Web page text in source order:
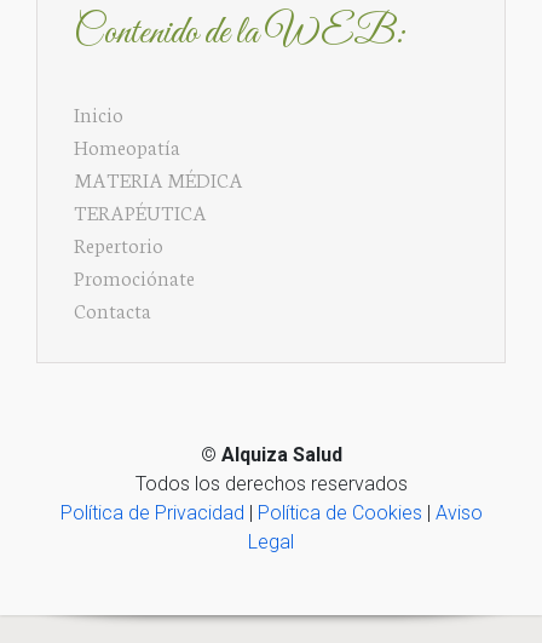
Contenido de la WEB:
Inicio
Homeopatía
MATERIA MÉDICA
TERAPÉUTICA
Repertorio
Promociónate
Contacta
© Alquiza Salud
Todos los derechos reservados
Política de Privacidad | Política de Cookies | Aviso
Legal